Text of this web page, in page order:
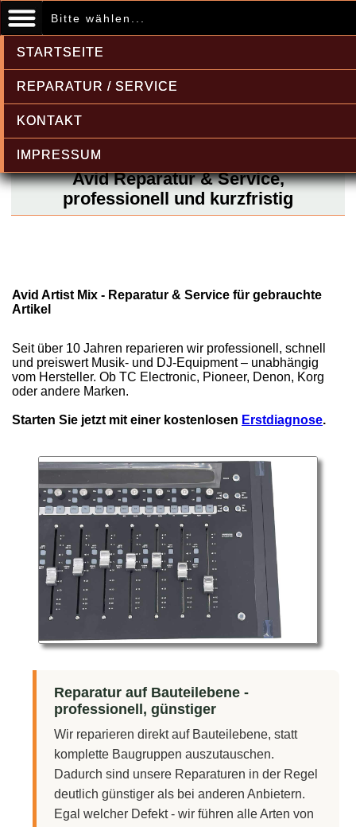
Bitte wählen...
STARTSEITE
REPARATUR / SERVICE
KONTAKT
IMPRESSUM
Avid Reparatur & Service,
professionell und kurzfristig
Avid Artist Mix - Reparatur & Service für gebrauchte
Artikel
Seit über 10 Jahren reparieren wir professionell, schnell
und preiswert Musik- und DJ-Equipment – unabhängig
vom Hersteller. Ob TC Electronic, Pioneer, Denon, Korg
oder andere Marken.
Starten Sie jetzt mit einer kostenlosen Erstdiagnose.
Reparatur auf Bauteilebene -
professionell, günstiger
Wir reparieren direkt auf Bauteilebene, statt
komplette Baugruppen auszutauschen.
Dadurch sind unsere Reparaturen in der Regel
deutlich günstiger als bei anderen Anbietern.
Egal welcher Defekt - wir führen alle Arten von